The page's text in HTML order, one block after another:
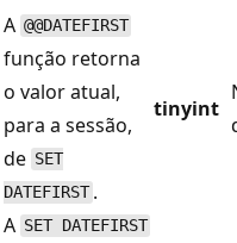
A @@DATEFIRST
função retorna
o valor atual,
para a sessão,
de SET
DATEFIRST .
tinyint
A SET DATEFIRST